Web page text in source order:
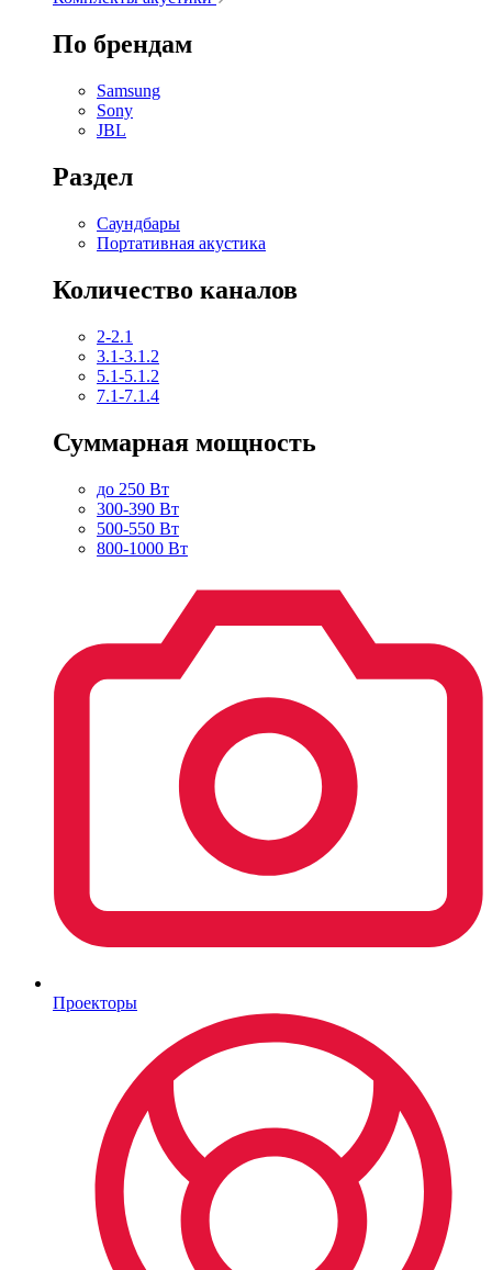
По брендам
Samsung
Sony
JBL
Раздел
Саундбары
Портативная акустика
Количество каналов
2-2.1
3.1-3.1.2
5.1-5.1.2
7.1-7.1.4
Суммарная мощность
до 250 Вт
300-390 Вт
500-550 Вт
800-1000 Вт
Проекторы